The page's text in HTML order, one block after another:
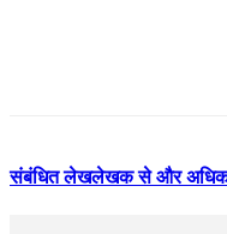
संबंधित लेखलेखक से और